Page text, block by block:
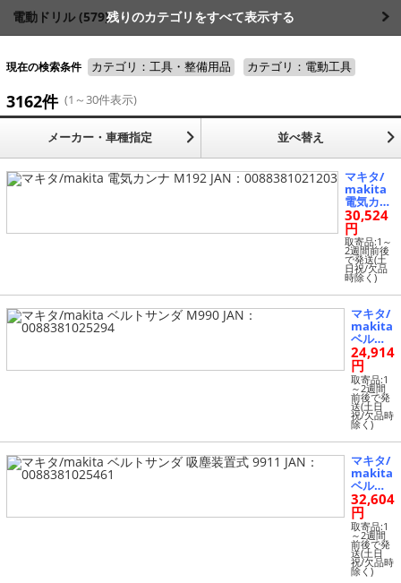
電動ドリル (579)
発電機 (3)
その他 (1147)
残りのカテゴリをすべて表示する
現在の検索条件 カテゴリ：工具・整備用品 カテゴリ：電動工具
3162件 (1～30件表示)
メーカー・車種指定 並べ替え
マキタ/
makita
電気カン
ナ M192 J
AN：008
83810212
03
30,524
円
取寄品:1～
2週間前後
で発送(土
日祝/欠品
時除く)
マキタ/
makita
ベルト
サンダ
M990 JA
N：008
8381025
294
24,914
円
取寄品:1
～2週間
前後で発
送(土日
祝/欠品時
除く)
マキタ/
makita
ベルト
サンダ
吸塵装
置式 99
11 JA
N：008
8381025
461
32,604
円
取寄品:1
～2週間
前後で発
送(土日
祝/欠品時
除く)